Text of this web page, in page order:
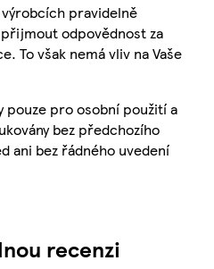
pravidelně
přijmout odpovědnost za
To však nemá vliv na Vaše
pouze pro osobní použití a
bez předchozího
ani bez řádného uvedení
recenzi